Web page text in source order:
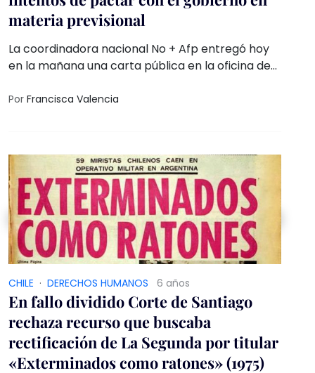
materia previsional
La coordinadora nacional No + Afp entregó hoy
en la mañana una carta pública en la oficina de
senadores de oposición y firmada por más de
Por Francisca Valencia
CHILE · DERECHOS HUMANOS 6 años
En fallo dividido Corte de Santiago
rechaza recurso que buscaba
rectificación de La Segunda por titular
«Exterminados como ratones» (1975)